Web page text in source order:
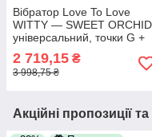
Вібратор Love To Love
WITTY — SWEET ORCHID
універсальний, точки G +
2 719,15 ₴
3 998,75 ₴
Акційні пропозиції